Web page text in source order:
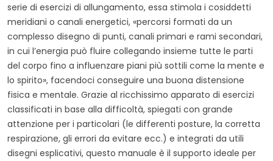
serie di esercizi di allungamento, essa stimola i cosiddetti
meridiani o canali energetici, «percorsi formati da un
complesso disegno di punti, canali primari e rami secondari,
in cui l’energia può fluire collegando insieme tutte le parti
del corpo fino a influenzare piani più sottili come la mente e
lo spirito», facendoci conseguire una buona distensione
fisica e mentale. Grazie al ricchissimo apparato di esercizi
classificati in base alla difficoltà, spiegati con grande
attenzione per i particolari (le differenti posture, la corretta
respirazione, gli errori da evitare ecc.) e integrati da utili
disegni esplicativi, questo manuale è il supporto ideale per